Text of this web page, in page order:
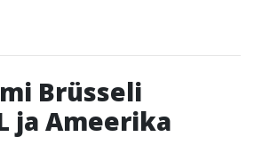
Brüsseli
ja Ameerika